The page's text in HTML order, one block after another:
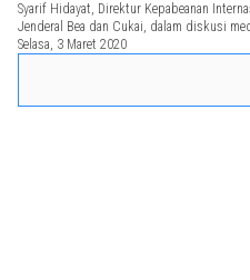
Syarif Hidayat, Direktur Kepabeanan
Jenderal Bea dan Cukai, dalam diskusi
Selasa, 3 Maret 2020